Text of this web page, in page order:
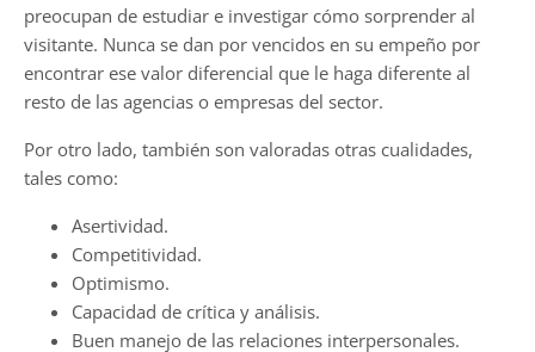
preocupan de estudiar e investigar cómo sorprender al
visitante. Nunca se dan por vencidos en su empeño por
encontrar ese valor diferencial que le haga diferente al
resto de las agencias o empresas del sector.
Por otro lado, también son valoradas otras cualidades,
tales como:
Asertividad.
Competitividad.
Optimismo.
Capacidad de crítica y análisis.
Buen manejo de las relaciones interpersonales.